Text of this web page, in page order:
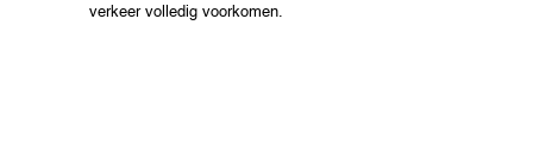
verkeer volledig voorkomen.